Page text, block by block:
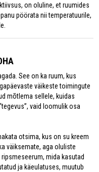
on oluline, et ruumides
pöörata nii temperatuurile,
See on ka ruum, kus
väikeste toimingute
mõtlema sellele, kuidas
vaid loomulik osa
otsima, kus on su kreem
väiksemate, aga oluliste
mida kasutad
ja käeulatuses, muutub